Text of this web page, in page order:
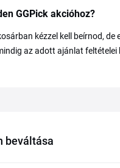
GGPick akcióhoz?
kézzel kell beírnod,
az adott ajánlat feltételei
beváltása